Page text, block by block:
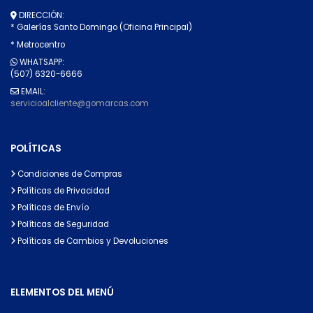
DIRECCIÓN:
* Galerías Santo Domingo (Oficina Principal)
* Metrocentro
WHATSAPP:
(507) 6320-6666
EMAIL:
servicioalcliente@gomarcas.com
POLÍTICAS
Condiciones de Compras
Políticas de Privacidad
Políticas de Envío
Políticas de Seguridad
Políticas de Cambios y Devoluciones
ELEMENTOS DEL MENÚ